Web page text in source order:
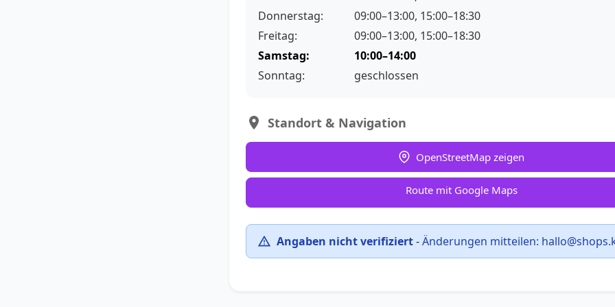
Donnerstag:
09:00–13:00, 15:00–18:30
Freitag:
09:00–13:00, 15:00–18:30
Samstag:
10:00–14:00
Sonntag:
geschlossen
Standort & Navigation
OpenStreetMap zeigen
Route mit Google Maps
Angaben nicht verifiziert-Änderungen mitteilen: